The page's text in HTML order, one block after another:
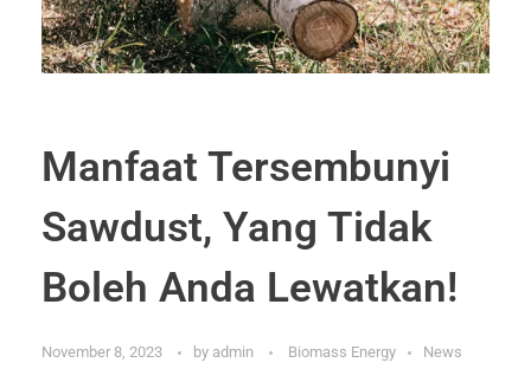
Manfaat Tersembunyi
Sawdust, Yang Tidak
Boleh Anda Lewatkan!
November 8, 2023 by admin Biomass Energy News